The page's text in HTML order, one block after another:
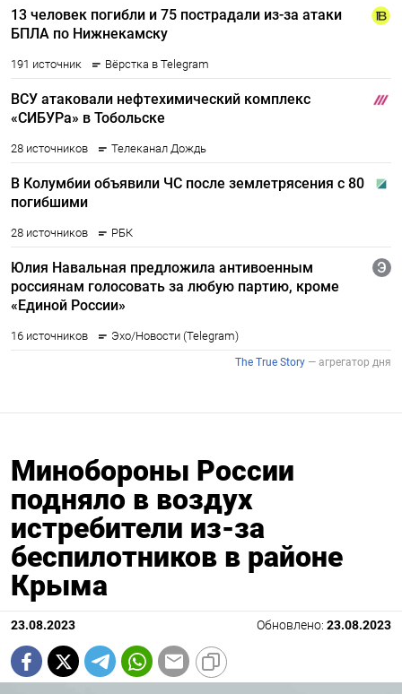
Минобороны России
подняло в воздух
истребители из-за
беспилотников в районе
Крыма
23.08.2023 Обновлено: 23.08.2023